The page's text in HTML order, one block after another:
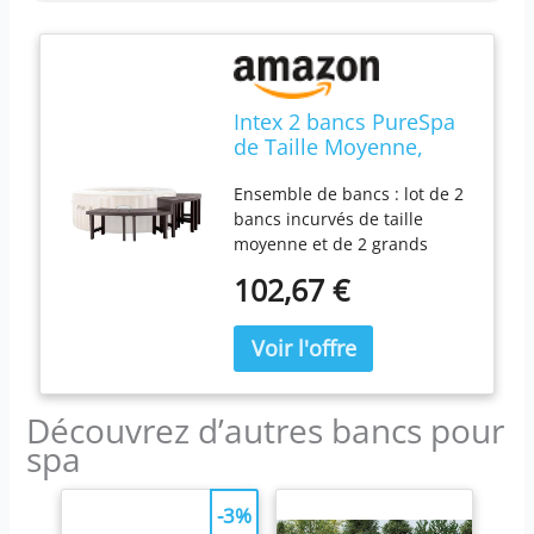
Intex 2 bancs PureSpa
de Taille Moyenne,
spas Hors Sol pour 4
Personnes (Accessoire
Uniquement)
Ensemble de bancs : lot de 2
bancs incurvés de taille
moyenne et de 2 grands
assise et un rangement
Compatible avec les spas 4
personnes : décoratif et
fonctionnel, compatible avec
les modèles de spa ronds 4
personnes de 195,6 cm de
41,9 cm de hauteur moyenne
et 59,7 cm de hauteur créent
102,67 €
Découvrez d’autres bancs pour
spa
-3%